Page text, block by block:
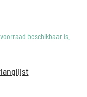
beschikbaar is.